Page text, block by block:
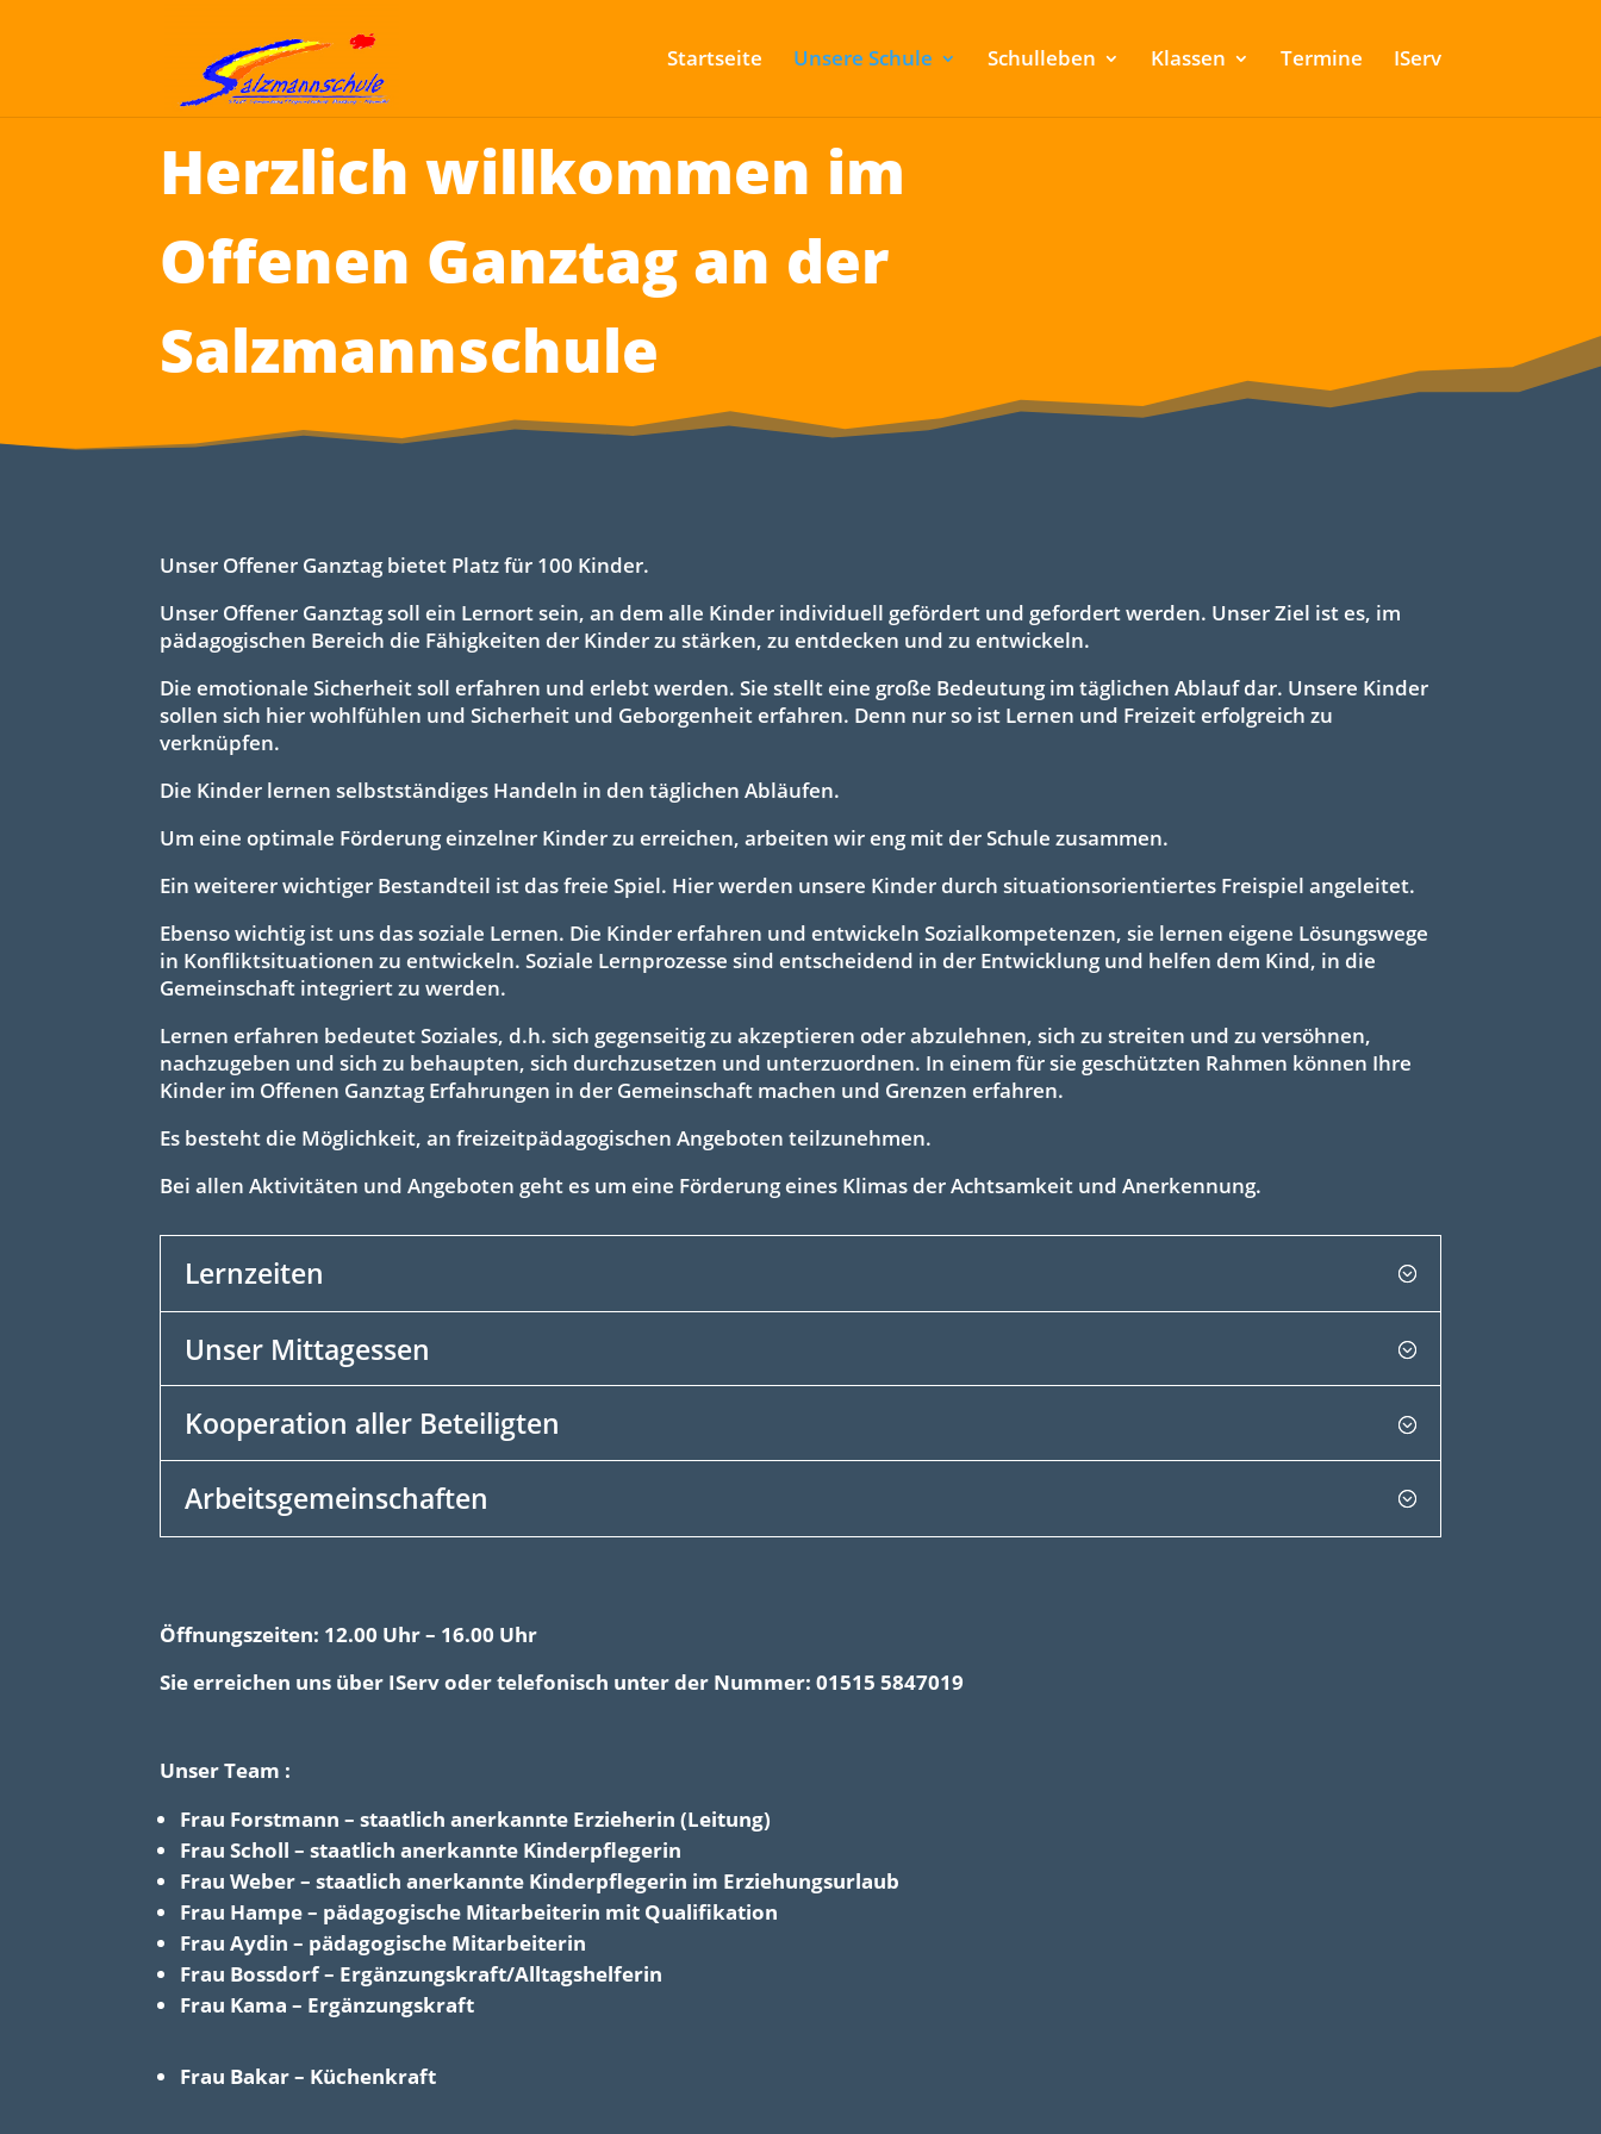
Startseite Unsere Schule Schulleben Klassen Termine IServ
Herzlich willkommen im
Offenen Ganztag an der
Salzmannschule
Unser Offener Ganztag bietet Platz für 100 Kinder.
Unser Offener Ganztag soll ein Lernort sein, an dem alle Kinder individuell gefördert und gefordert werden. Unser Ziel ist es, im
pädagogischen Bereich die Fähigkeiten der Kinder zu stärken, zu entdecken und zu entwickeln.
Die emotionale Sicherheit soll erfahren und erlebt werden. Sie stellt eine große Bedeutung im täglichen Ablauf dar. Unsere Kinder
sollen sich hier wohlfühlen und Sicherheit und Geborgenheit erfahren. Denn nur so ist Lernen und Freizeit erfolgreich zu
verknüpfen.
Die Kinder lernen selbstständiges Handeln in den täglichen Abläufen.
Um eine optimale Förderung einzelner Kinder zu erreichen, arbeiten wir eng mit der Schule zusammen.
Ein weiterer wichtiger Bestandteil ist das freie Spiel. Hier werden unsere Kinder durch situationsorientiertes Freispiel angeleitet.
Ebenso wichtig ist uns das soziale Lernen. Die Kinder erfahren und entwickeln Sozialkompetenzen, sie lernen eigene Lösungswege
in Konfliktsituationen zu entwickeln. Soziale Lernprozesse sind entscheidend in der Entwicklung und helfen dem Kind, in die
Gemeinschaft integriert zu werden.
Lernen erfahren bedeutet Soziales, d.h. sich gegenseitig zu akzeptieren oder abzulehnen, sich zu streiten und zu versöhnen,
nachzugeben und sich zu behaupten, sich durchzusetzen und unterzuordnen. In einem für sie geschützten Rahmen können Ihre
Kinder im Offenen Ganztag Erfahrungen in der Gemeinschaft machen und Grenzen erfahren.
Es besteht die Möglichkeit, an freizeitpädagogischen Angeboten teilzunehmen.
Bei allen Aktivitäten und Angeboten geht es um eine Förderung eines Klimas der Achtsamkeit und Anerkennung.
Lernzeiten
Unser Mittagessen
Kooperation aller Beteiligten
Arbeitsgemeinschaften
Öffnungszeiten: 12.00 Uhr – 16.00 Uhr
Sie erreichen uns über IServ oder telefonisch unter der Nummer: 01515 5847019
Unser Team :
Frau Forstmann – staatlich anerkannte Erzieherin (Leitung)
Frau Scholl – staatlich anerkannte Kinderpflegerin
Frau Weber – staatlich anerkannte Kinderpflegerin im Erziehungsurlaub
Frau Hampe – pädagogische Mitarbeiterin mit Qualifikation
Frau Aydin – pädagogische Mitarbeiterin
Frau Bossdorf – Ergänzungskraft/Alltagshelferin
Frau Kama – Ergänzungskraft
Frau Bakar – Küchenkraft